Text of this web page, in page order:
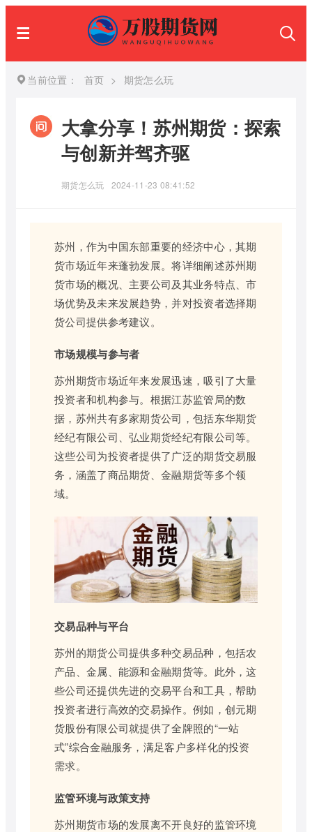
当前位置： 首页 > 期货怎么玩
大拿分享！苏州期货：探索
与创新并驾齐驱
期货怎么玩 2024-11-23 08:41:52
苏州，作为中国东部重要的经济中心，其期
货市场近年来蓬勃发展。将详细阐述苏州期
货市场的概况、主要公司及其业务特点、市
场优势及未来发展趋势，并对投资者选择期
货公司提供参考建议。
市场规模与参与者
苏州期货市场近年来发展迅速，吸引了大量
投资者和机构参与。根据江苏监管局的数
据，苏州共有多家期货公司，包括东华期货
经纪有限公司、弘业期货经纪有限公司等。
这些公司为投资者提供了广泛的期货交易服
务，涵盖了商品期货、金融期货等多个领
域。
交易品种与平台
苏州的期货公司提供多种交易品种，包括农
产品、金属、能源和金融期货等。此外，这
些公司还提供先进的交易平台和工具，帮助
投资者进行高效的交易操作。例如，创元期
货股份有限公司就提供了全牌照的“一站
式”综合金融服务，满足客户多样化的投资
需求。
监管环境与政策支持
苏州期货市场的发展离不开良好的监管环境